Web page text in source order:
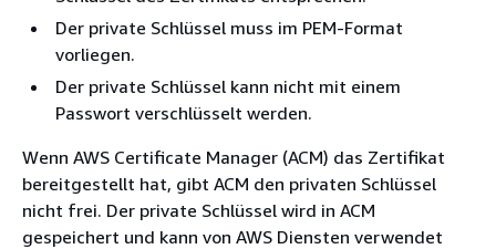
Der private Schlüssel muss im PEM-Format
vorliegen.
Der private Schlüssel kann nicht mit einem
Passwort verschlüsselt werden.
Wenn AWS Certificate Manager (ACM) das Zertifikat
bereitgestellt hat, gibt ACM den privaten Schlüssel
nicht frei. Der private Schlüssel wird in ACM
gespeichert und kann von AWS Diensten verwendet